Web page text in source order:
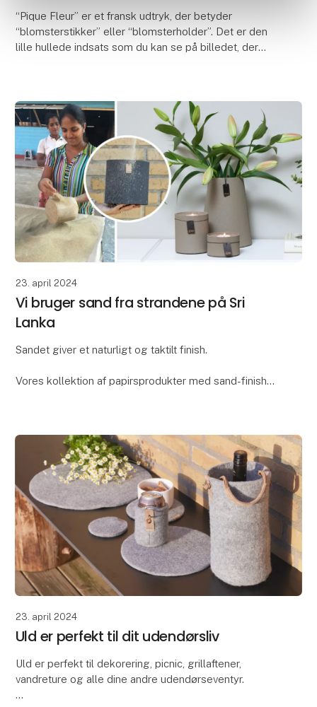
“Pique Fleur” er et fransk udtryk, der betyder
“blomsterstikker” eller “blomsterholder”. Det er den
lille hullede indsats som du kan se på billedet, der
23. april 2024
Vi bruger sand fra strandene på Sri
Lanka
Sandet giver et naturligt og taktilt finish.
Vores kollektion af papirsprodukter med sand-finish
23. april 2024
Uld er perfekt til dit udendørsliv
Uld er perfekt til dekorering, picnic, grillaftener,
vandreture og alle dine andre udendørseventyr.